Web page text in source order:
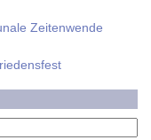
Zeitenwende